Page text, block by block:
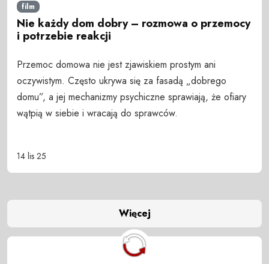
film
Nie każdy dom dobry – rozmowa o przemocy
i potrzebie reakcji
Przemoc domowa nie jest zjawiskiem prostym ani
oczywistym. Często ukrywa się za fasadą „dobrego
domu”, a jej mechanizmy psychiczne sprawiają, że ofiary
wątpią w siebie i wracają do sprawców.
14 lis 25
Więcej